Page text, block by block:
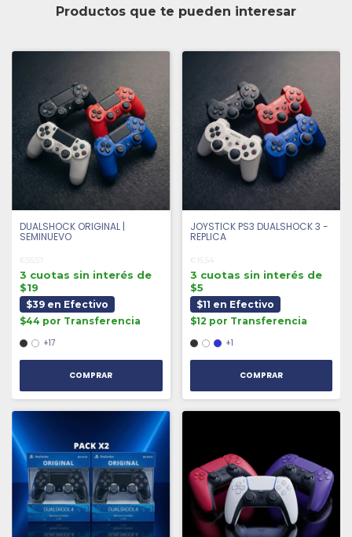
Productos que te pueden interesar
DUALSHOCK ORIGINAL |
SEMINUEVO
€55,57
3 cuotas sin interés de
$19
$39 en Efectivo
$44 por Transferencia
+17
COMPRAR
JOYSTICK PS3 DUALSHOCK 3 -
REPLICA
€15,54
3 cuotas sin interés de
$5
$11 en Efectivo
$12 por Transferencia
+1
COMPRAR